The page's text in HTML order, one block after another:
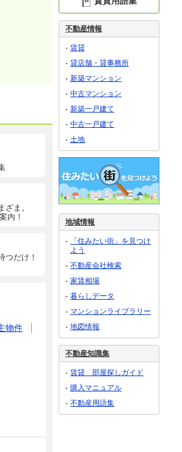
ま。
内！
つだけ！
物件
不動産情報
賃貸
貸店舗・貸事務所
新築マンション
中古マンション
新築一戸建て
中古一戸建て
土地
地域情報
「住みたい街」を見つけ
よう
不動産会社検索
家賃相場
暮らしデータ
マンションライブラリー
地図情報
不動産知識集
賃貸 部屋探しガイド
購入マニュアル
不動産用語集